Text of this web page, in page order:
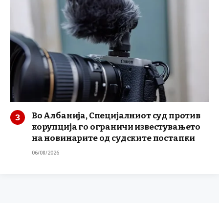
Во Албанија, Специјалниот суд против
корупција го ограничи известувањето
на новинарите од судските постапки
06/08/2026